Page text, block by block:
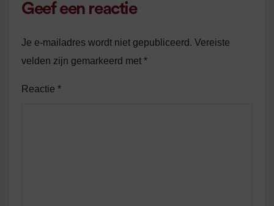
Geef een reactie
Je e-mailadres wordt niet gepubliceerd. Vereiste
velden zijn gemarkeerd met *
Reactie *